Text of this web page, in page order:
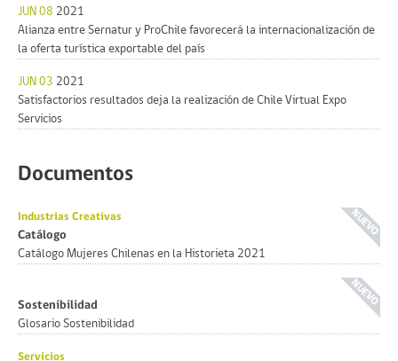
JUN 08 2021
Alianza entre Sernatur y ProChile favorecerá la internacionalización de
la oferta turística exportable del país
JUN 03 2021
Satisfactorios resultados deja la realización de Chile Virtual Expo
Servicios
Documentos
Industrias Creativas
Catálogo
Catálogo Mujeres Chilenas en la Historieta 2021
Sostenibilidad
Glosario Sostenibilidad
Servicios